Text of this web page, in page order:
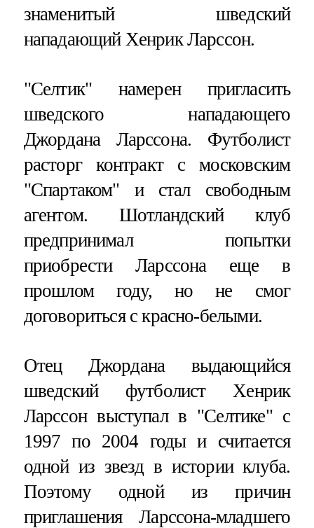
знаменитый шведский
нападающий Хенрик Ларссон.
"Селтик" намерен пригласить
шведского нападающего
Джордана Ларссона. Футболист
расторг контракт с московским
"Спартаком" и стал свободным
агентом. Шотландский клуб
предпринимал попытки
приобрести Ларссона еще в
прошлом году, но не смог
договориться с красно-белыми.
Отец Джордана выдающийся
шведский футболист Хенрик
Ларссон выступал в "Селтике" с
1997 по 2004 годы и считается
одной из звезд в истории клуба.
Поэтому одной из причин
приглашения Ларссона-младшего